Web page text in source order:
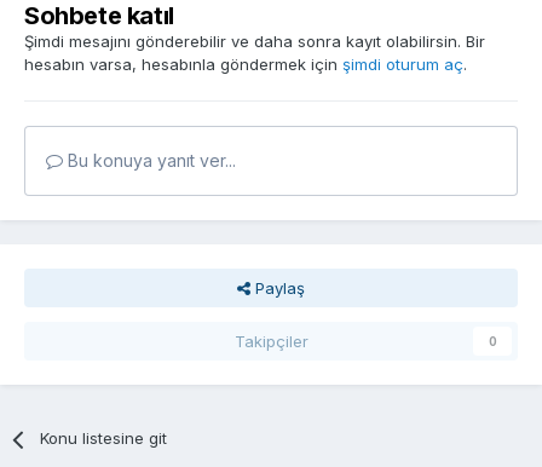
Sohbete katıl
Şimdi mesajını gönderebilir ve daha sonra kayıt olabilirsin. Bir
hesabın varsa, hesabınla göndermek için şimdi oturum aç.
Bu konuya yanıt ver...
Paylaş
Takipçiler 0
Konu listesine git